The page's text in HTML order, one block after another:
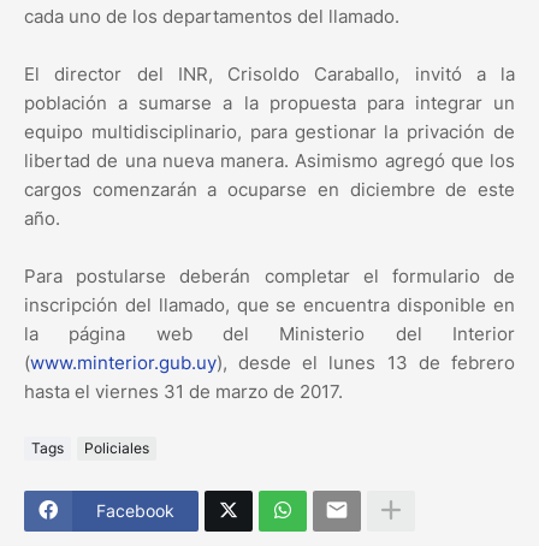
cada uno de los departamentos del llamado.
El director del INR, Crisoldo Caraballo, invitó a la
población a sumarse a la propuesta para integrar un
equipo multidisciplinario, para gestionar la privación de
libertad de una nueva manera. Asimismo agregó que los
cargos comenzarán a ocuparse en diciembre de este
año.
Para postularse deberán completar el formulario de
inscripción del llamado, que se encuentra disponible en
la página web del Ministerio del Interior
(www.minterior.gub.uy), desde el lunes 13 de febrero
hasta el viernes 31 de marzo de 2017.
Tags Policiales
Facebook